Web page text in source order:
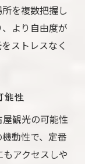
を複数把握し
より自由度が
ストレスなく
能性
観光の可能性
動性で、定番
アクセスしや